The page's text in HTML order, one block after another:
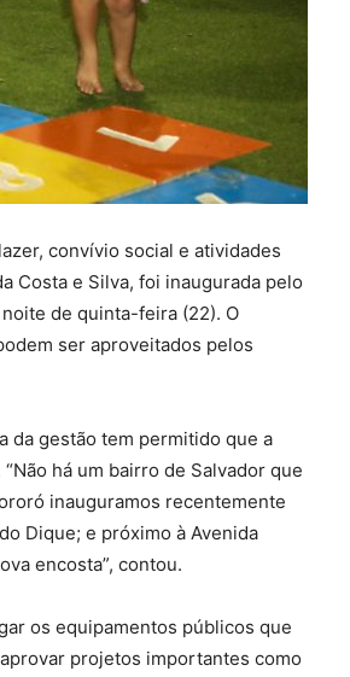
convívio social e atividades
Costa e Silva, foi inaugurada pelo
de quinta-feira (22). O
ser aproveitados pelos
da gestão tem permitido que a
há um bairro de Salvador que
inauguramos recentemente
Dique; e próximo à Avenida
encosta”, contou.
os equipamentos públicos que
projetos importantes como